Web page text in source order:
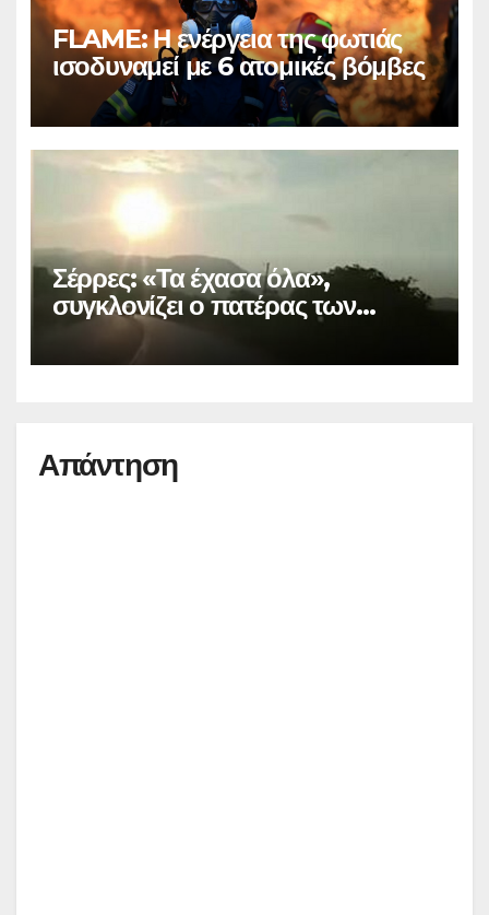
FLAME: Η ενέργεια της φωτιάς
ισοδυναμεί με 6 ατομικές βόμβες
Σέρρες: «Τα έχασα όλα»,
συγκλονίζει ο πατέρας των
θυμάτων
Απάντηση